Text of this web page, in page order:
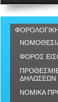
ΦΟΡΟΣ
ΔΗΛΩΣΕΩΝ
ΝΟΜΙΚΑ